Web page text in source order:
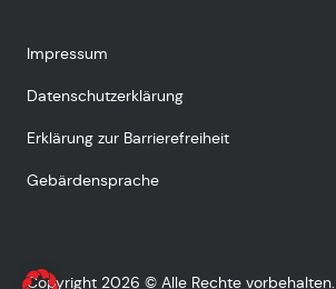
Impressum
Datenschutzerklärung
Erklärung zur Barrierefreiheit
Gebärdensprache
Copyright 2026 © Alle Rechte vorbehalten.